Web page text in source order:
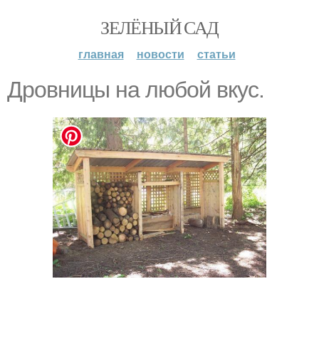
ЗЕЛЁНЫЙ САД
главная новости статьи
Дровницы на любой вкус.